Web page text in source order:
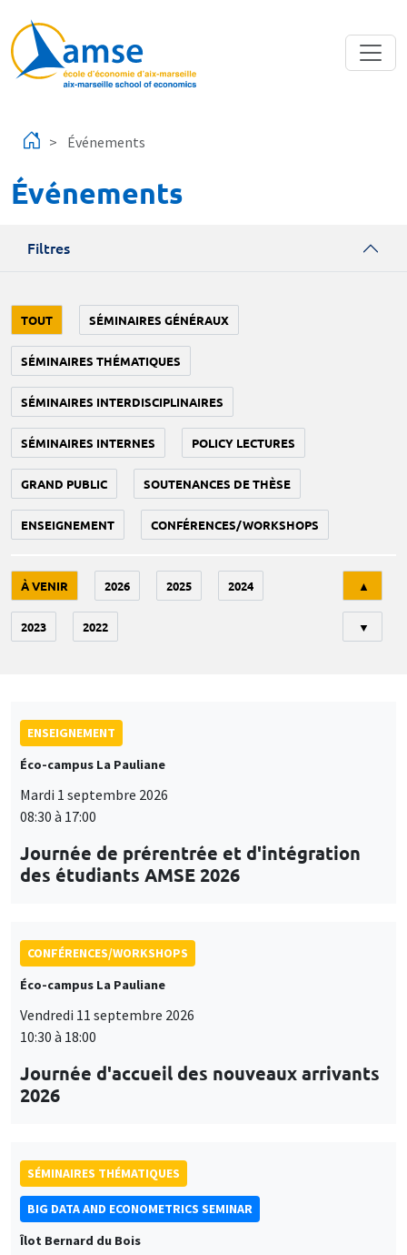
Événements
Événements
Filtres
TOUT SÉMINAIRES GÉNÉRAUX
SÉMINAIRES THÉMATIQUES
SÉMINAIRES INTERDISCIPLINAIRES
SÉMINAIRES INTERNES POLICY LECTURES
GRAND PUBLIC SOUTENANCES DE THÈSE
ENSEIGNEMENT CONFÉRENCES/WORKSHOPS
À VENIR 2026 2025 2024
2023 2022
▲
▼
ENSEIGNEMENT
Éco-campus La Pauliane
Mardi 1 septembre 2026
08:30 à 17:00
Journée de prérentrée et d'intégration
des étudiants AMSE 2026
CONFÉRENCES/WORKSHOPS
Éco-campus La Pauliane
Vendredi 11 septembre 2026
10:30 à 18:00
Journée d'accueil des nouveaux arrivants
2026
SÉMINAIRES THÉMATIQUES
BIG DATA AND ECONOMETRICS SEMINAR
Îlot Bernard du Bois